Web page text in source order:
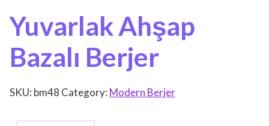
Yuvarlak Ahşap
Bazalı Berjer
SKU: bm48 Category: Modern Berjer